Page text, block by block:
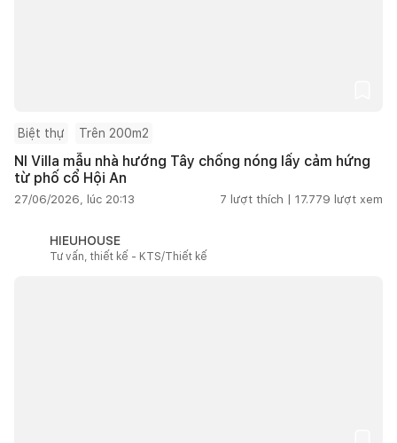
Biệt thự Trên 200m2
NI Villa mẫu nhà hướng Tây chống nóng lấy cảm hứng
từ phố cổ Hội An
27/06/2026, lúc 20:13 7 lượt thích | 17.779 lượt xem
HIEUHOUSE
Tư vấn, thiết kế - KTS/Thiết kế